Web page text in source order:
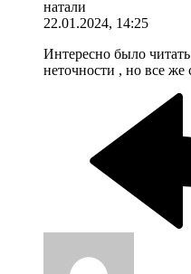
натали
22.01.2024, 14:25
Интересно было
неточности , но все